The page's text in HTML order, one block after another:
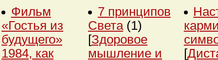
Фильм
«Гостья из
будущего»
1984, как
7 принципов
Света (1)
[Здоровое
мышление и
[